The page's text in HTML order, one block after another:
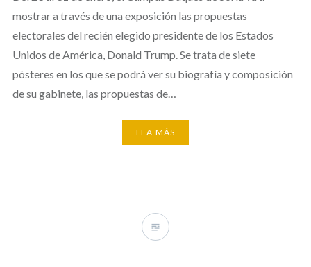
mostrar a través de una exposición las propuestas
electorales del recién elegido presidente de los Estados
Unidos de América, Donald Trump. Se trata de siete
pósteres en los que se podrá ver su biografía y composición
de su gabinete, las propuestas de…
LEA MÁS